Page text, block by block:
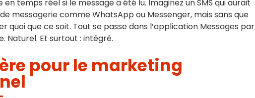
temps réel si le message a été lu. Imaginez un SMS qui aurait
messagerie comme WhatsApp ou Messenger, mais sans que
quoi que ce soit. Tout se passe dans l’application Messages par
Naturel. Et surtout : intégré.
pour le marketing